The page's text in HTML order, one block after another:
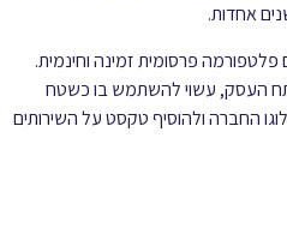
אחדות.
פלטפורמה פרסומית זמינה וחינמית.
העסק, עשוי להשתמש בו כשטח
החברה ולהוסיף טקסט על השירותים